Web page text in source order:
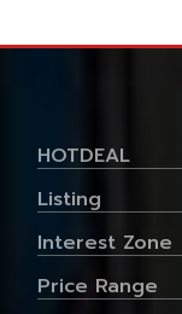
HOTDEAL
Listing
Interest Zone
Price Range